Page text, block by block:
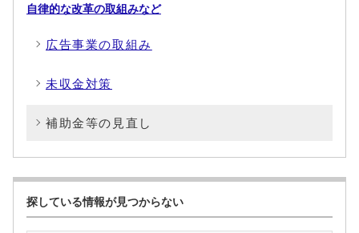
自律的な改革の取組みなど
広告事業の取組み
未収金対策
補助金等の見直し
探している情報が見つからない